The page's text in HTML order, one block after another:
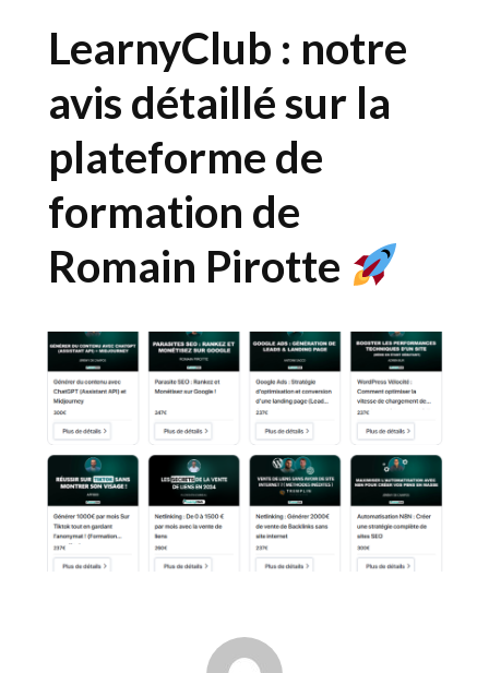
LearnyClub : notre
avis détaillé sur la
plateforme de
formation de
Romain Pirotte